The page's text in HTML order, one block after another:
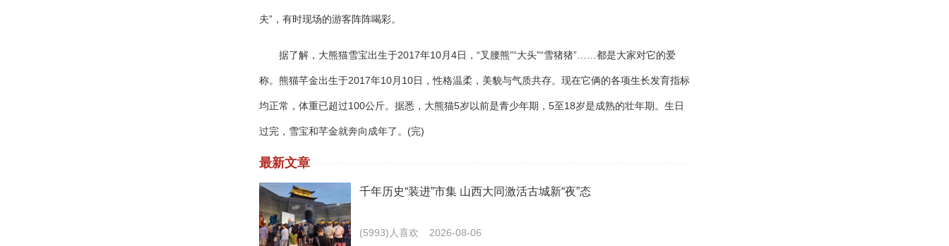
夫”，有时现场的游客阵阵喝彩。
据了解，大熊猫雪宝出生于2017年10月4日，“叉腰熊”“大头”“雪猪猪”……都是大家对它的爱
称。熊猫芊金出生于2017年10月10日，性格温柔，美貌与气质共存。现在它俩的各项生长发育指标
均正常，体重已超过100公斤。据悉，大熊猫5岁以前是青少年期，5至18岁是成熟的壮年期。生日
过完，雪宝和芊金就奔向成年了。(完)
最新文章
千年历史“装进”市集 山西大同激活古城新“夜”态
(5993)人喜欢 2026-08-06